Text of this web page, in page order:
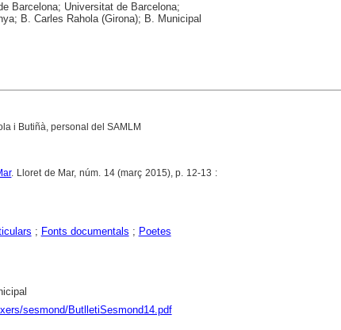
Barcelona; Universitat de Barcelona;
B. Carles Rahola (Girona); B. Municipal
i Butiñà, personal del SAMLM
. Lloret de Mar, núm. 14 (març 2015), p. 12-13 :
; Fonts documentals ; Poetes
sesmond/ButlletiSesmond14.pdf